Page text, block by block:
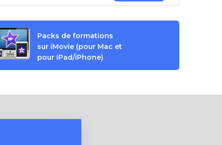
Packs de formations
sur iMovie (pour Mac et
pour iPad/iPhone)